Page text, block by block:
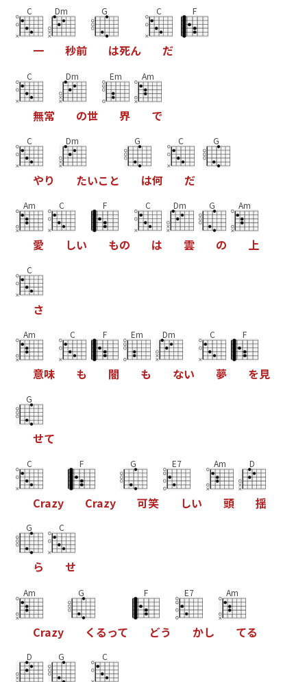
C
一
Dm
秒前
G
は死ん
C
だ
F
C
無常
Dm
の世
Em
界
Am
で
C
やり
Dm
たいこ と
G
は何
C
だ
G
Am
愛
C
しい
F
もの
C
は
Dm
雲
G
の
Am
上
C
さ
Am
意味
C
も
F
闇
Em
も
Dm
ない
C
夢
F
を見
G
せて
C
Crazy
F
Crazy
G
可笑
E7
しい
Am
頭
D
揺
G
ら
C
せ
Am
Crazy
G
く るって
F
どう
E7
かし
Am
てる
D G C